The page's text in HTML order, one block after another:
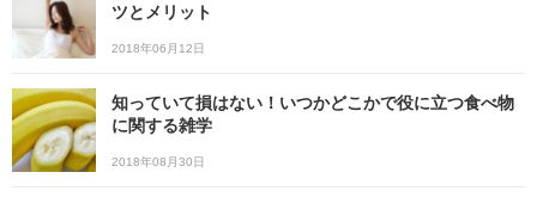
ツとメリット
2018年06月12日
知っていて損はない！いつかどこかで役に立つ食べ物
に関する雑学
2018年08月30日